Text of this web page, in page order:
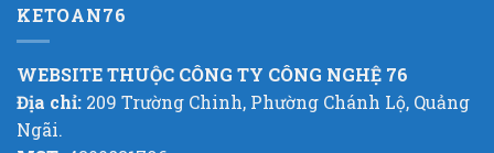
KETOAN76
WEBSITE THUỘC CÔNG TY CÔNG NGHỆ 76
Địa chỉ: 209 Trường Chinh, Phường Chánh Lộ, Quảng
Ngãi.